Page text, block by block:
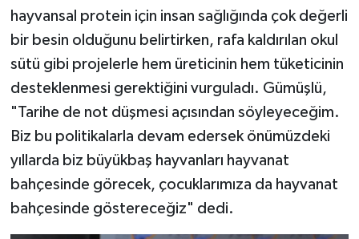
hayvansal protein için insan sağlığında çok değerli
bir besin olduğunu belirtirken, rafa kaldırılan okul
sütü gibi projelerle hem üreticinin hem tüketicinin
desteklenmesi gerektiğini vurguladı. Gümüşlü,
"Tarihe de not düşmesi açısından söyleyeceğim.
Biz bu politikalarla devam edersek önümüzdeki
yıllarda biz büyükbaş hayvanları hayvanat
bahçesinde görecek, çocuklarımıza da hayvanat
bahçesinde göstereceğiz" dedi.